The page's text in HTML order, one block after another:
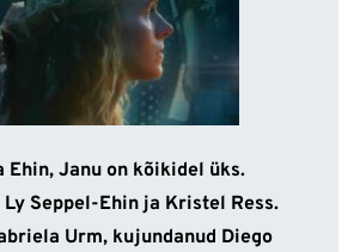
Ehin, Janu on kõikidel üks.
Seppel-Ehin ja Kristel Ress.
Urm, kujundanud Diego